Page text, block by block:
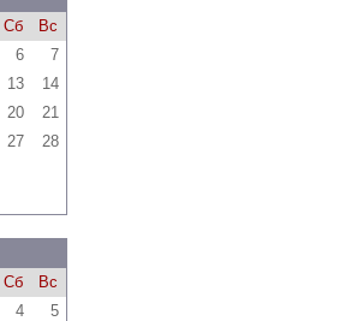
Сб
Вс
6
7
13
14
20
21
27
28
Сб
Вс
4
5